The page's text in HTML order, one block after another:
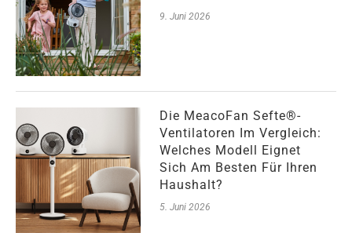
9. Juni 2026
Die MeacoFan Sefte®-
Ventilatoren Im Vergleich:
Welches Modell Eignet
Sich Am Besten Für Ihren
Haushalt?
5. Juni 2026